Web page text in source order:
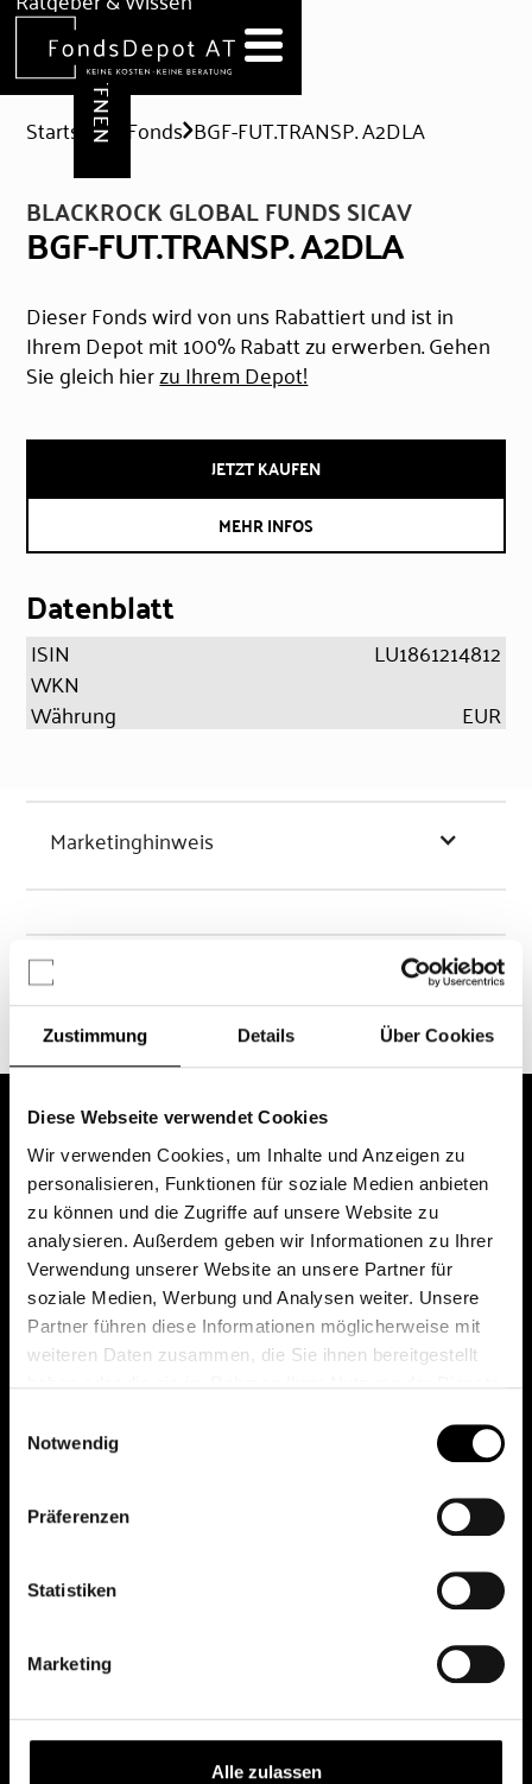
Zustimmung Details Über Cookies
Diese Webseite verwendet Cookies
Wir verwenden Cookies, um Inhalte und Anzeigen zu
personalisieren, Funktionen für soziale Medien anbieten
zu können und die Zugriffe auf unsere Website zu
analysieren. Außerdem geben wir Informationen zu Ihrer
Verwendung unserer Website an unsere Partner für
soziale Medien, Werbung und Analysen weiter. Unsere
Partner führen diese Informationen möglicherweise mit
weiteren Daten zusammen, die Sie ihnen bereitgestellt
Notwendig
Präferenzen
Statistiken
Marketing
Alle zulassen
Hilfe & Formulare
DEPOT ERÖFFNEN
Startseite Fonds BGF-FUT.TRANSP. A2DLA
BLACKROCK GLOBAL FUNDS SICAV
BGF-FUT.TRANSP. A2DLA
Dieser Fonds wird von uns Rabattiert und ist in
Ihrem Depot mit 100% Rabatt zu erwerben. Gehen
Sie gleich hierzu Ihrem Depot!
JETZT KAUFEN
MEHR INFOS
Datenblatt
ISIN
LU1861214812
WKN
Währung
EUR
Marketinghinweis
Chancen & Risiken
Das erste Depot in Österreich mit 0€ Kontoführung,
0€ Ausgabeaufschlag und 0€ Depotgebühren bei
knapp 2000 Fonds und 0€ Orderspesen.
All rights reserved.
Depot eröffnen
Depot übertragen
Konditionen